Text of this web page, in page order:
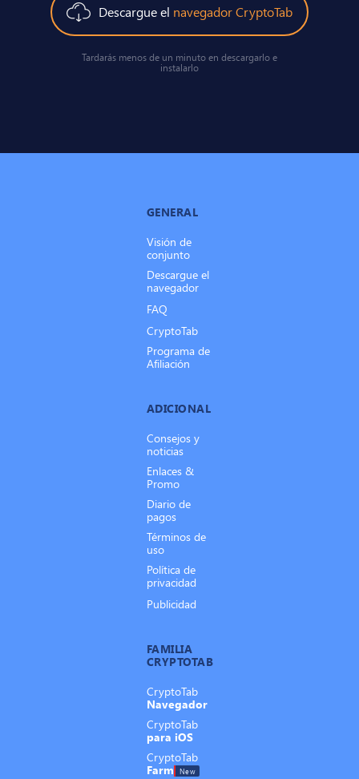
Descargue el navegador CryptoTab
Tardarás menos de un minuto en descargarlo e
instalarlo
GENERAL
Visión de
conjunto
Descargue el
navegador
FAQ
CryptoTab
Programa de
Afiliación
ADICIONAL
Consejos y
noticias
Enlaces &
Promo
Diario de
pagos
Términos de
uso
Política de
privacidad
Publicidad
FAMILIA
CRYPTOTAB
CryptoTab
Navegador
CryptoTab
para iOS
CryptoTab
Farm
New